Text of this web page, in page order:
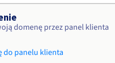
domenę przez panel klienta
do panelu klienta